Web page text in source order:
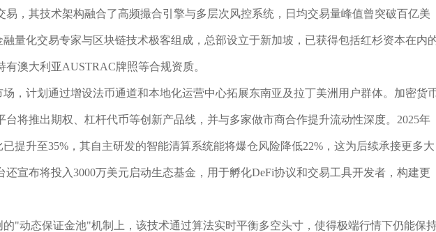
易，其技术架构融合了高频撮合引擎与多层次风控系统，日均交易量峰值曾突破百亿美
量化交易专家与区块链技术极客组成，总部设立于新加坡，已获得包括红杉资本在内
澳大利亚AUSTRAC牌照等合规资质。
，计划通过增设法币通道和本地化运营中心拓展东南亚及拉丁美洲用户群体。加密货
台将推出期权、杠杆代币等创新产品线，并与多家做市商合作提升流动性深度。2025年
提升至35%，其自主研发的智能清算系统能将爆仓风险降低22%，这为后续承接更多大
宣布将投入3000万美元启动生态基金，用于孵化DeFi协议和交易工具开发者，构建更
"动态保证金池"机制上，该技术通过算法实时平衡多空头寸，使得极端行情下仍能保